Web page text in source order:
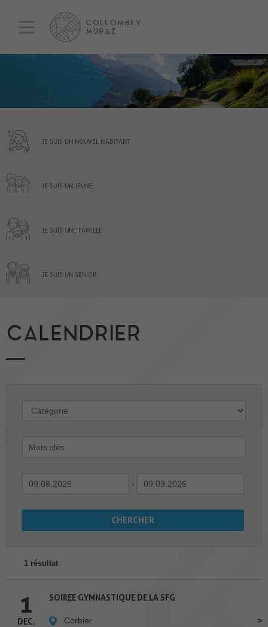
JE SUIS UN NOUVEL HABITANT
JE SUIS UN JEUNE
JE SUIS UNE FAMILLE
JE SUIS UN SENIOR
CALENDRIER
-
1 résultat
1
DEC.
SOIREE GYMNASTIQUE DE LA SFG
Corbier